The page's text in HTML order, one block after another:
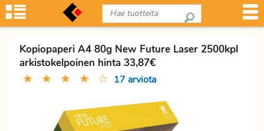
Kopiopaperi A4 80g New Future Laser 2500kpl
arkistokelpoinen hinta 33,87€
★ ★ ★ ★ ☆ 17 arviota